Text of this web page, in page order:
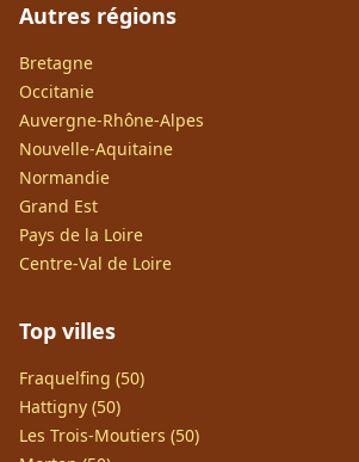
Autres régions
Bretagne
Occitanie
Auvergne-Rhône-Alpes
Nouvelle-Aquitaine
Normandie
Grand Est
Pays de la Loire
Centre-Val de Loire
Top villes
Fraquelfing (50)
Hattigny (50)
Les Trois-Moutiers (50)